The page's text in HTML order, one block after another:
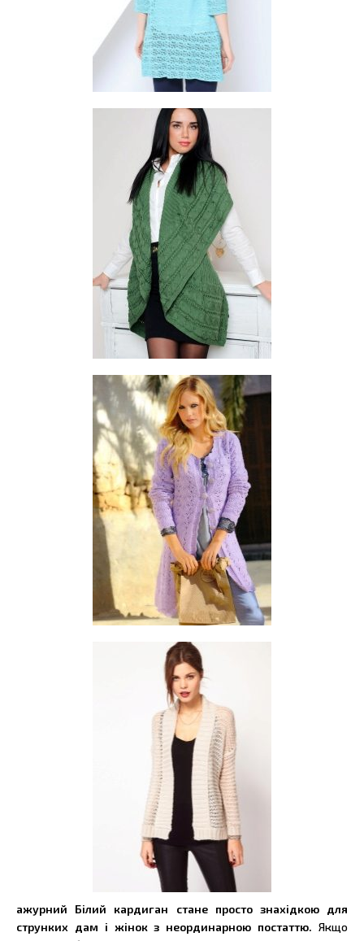
ажурний Білий кардиган стане просто знахідкою для
струнких дам і жінок з неординарною постаттю. Якщо